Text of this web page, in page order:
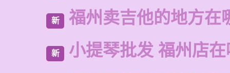
新 福州卖吉他的地方在
新 小提琴批发 福州店